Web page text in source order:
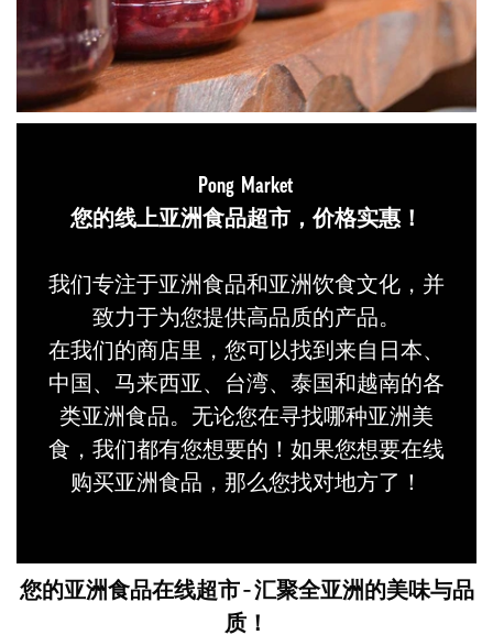
Pong Market
您的线上亚洲食品超市，价格实惠！
我们专注于亚洲食品和亚洲饮食文化，并
致力于为您提供高品质的产品。
在我们的商店里，您可以找到来自日本、
中国、马来西亚、台湾、泰国和越南的各
类亚洲食品。无论您在寻找哪种亚洲美
食，我们都有您想要的！如果您想要在线
购买亚洲食品，那么您找对地方了！
您的亚洲食品在线超市 – 汇聚全亚洲的美味与品
质！